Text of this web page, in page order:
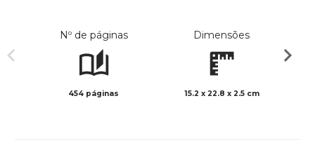
Nº de páginas
454 páginas
Dimensões
15.2 x 22.8 x 2.5 cm